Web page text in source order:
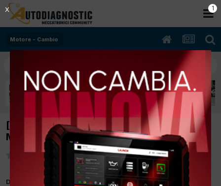
Motore - Cambio
[Bmw 320d,anno'99,204D1,100Kw]
Montaggio turbina più grossa
Da Nino0788
1
X